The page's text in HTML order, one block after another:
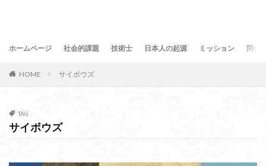
ホームページ 社会的課題 技術士 日本人の起源 ミッション 問合
HOME サイボウズ
TAG
サイボウズ